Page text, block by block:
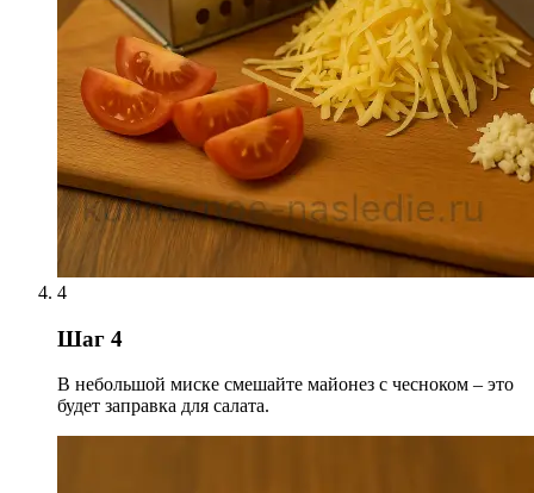
4
Шаг 4
В небольшой миске смешайте майонез с чесноком – это
будет заправка для салата.